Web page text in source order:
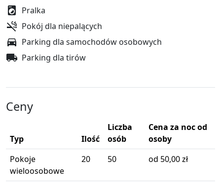
Pralka
Pokój dla niepalących
Parking dla samochodów osobowych
Parking dla tirów
Ceny
Typ Ilość
Liczba
osób
Cena za noc od
osoby
Pokoje
wieloosobowe
20 50 od 50,00 zł